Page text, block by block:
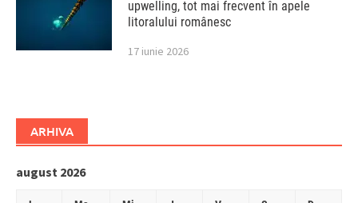
upwelling, tot mai frecvent în apele
litoralului românesc
17 iunie 2026
ARHIVA
august 2026